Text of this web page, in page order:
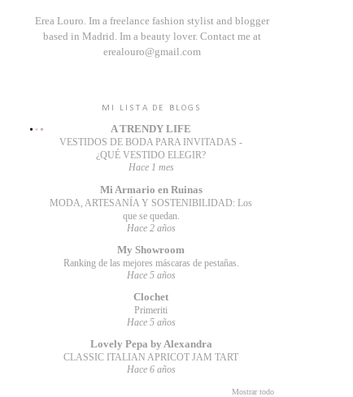
Erea Louro. Im a freelance fashion stylist and blogger
based in Madrid. Im a beauty lover. Contact me at
erealouro@gmail.com
MI LISTA DE BLOGS
A TRENDY LIFE
VESTIDOS DE BODA PARA INVITADAS -
¿QUÉ VESTIDO ELEGIR?
Hace 1 mes
Mi Armario en Ruinas
MODA, ARTESANÍA Y SOSTENIBILIDAD: Los
que se quedan.
Hace 2 años
My Showroom
Ranking de las mejores máscaras de pestañas.
Hace 5 años
Clochet
Primeriti
Hace 5 años
Lovely Pepa by Alexandra
CLASSIC ITALIAN APRICOT JAM TART
Hace 6 años
Mostrar todo